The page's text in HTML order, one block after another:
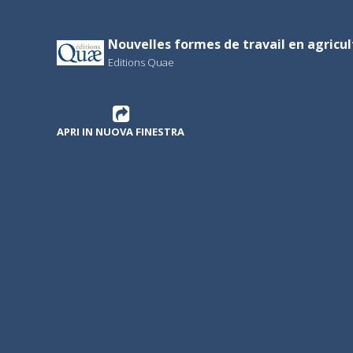
Nouvelles formes de travail en
Editions Quae
APRI IN NUOVA FINESTRA